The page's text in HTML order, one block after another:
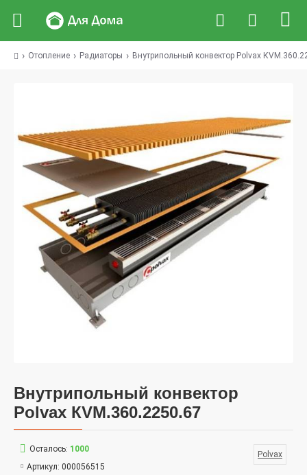
Отопление Радиаторы Внутрипольный конвектор Polvax
Внутрипольный конвектор
Polvax КVM.360.2250.67
Осталось: 1000
Артикул: 000056515
Polvax